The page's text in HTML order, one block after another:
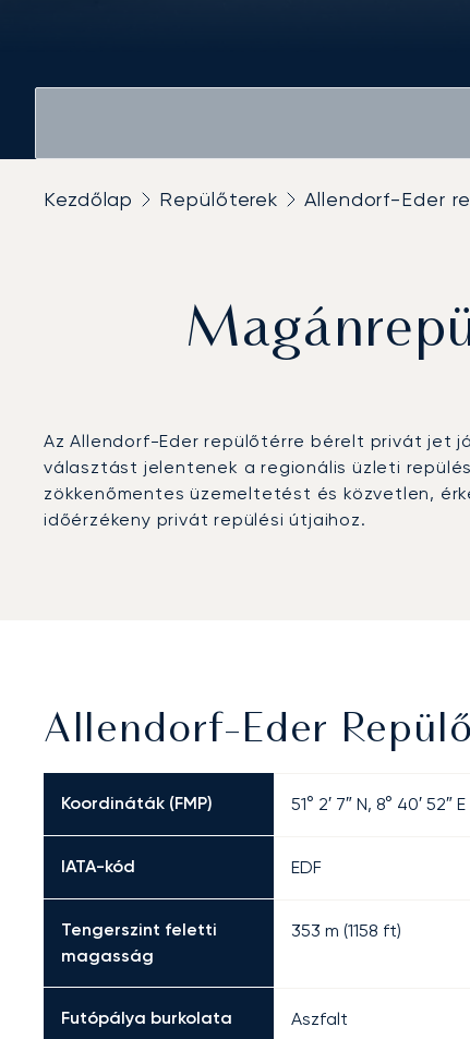
Kezdőlap Repülőterek Allendorf-Eder
Az Allendorf-Eder repülőtérre bérelt privát jet
választást jelentenek a regionális üzleti
zökkenőmentes üzemeltetést és közvetlen,
időérzékeny privát repülési útjaihoz.
Allendorf-Eder
Koordináták (FMP) 51° 2′ 7″ N, 8° 40′ 52″ E
IATA-kód EDF
Tengerszint feletti
magasság
353 m (1158 ft)
Futópálya burkolata Aszfalt